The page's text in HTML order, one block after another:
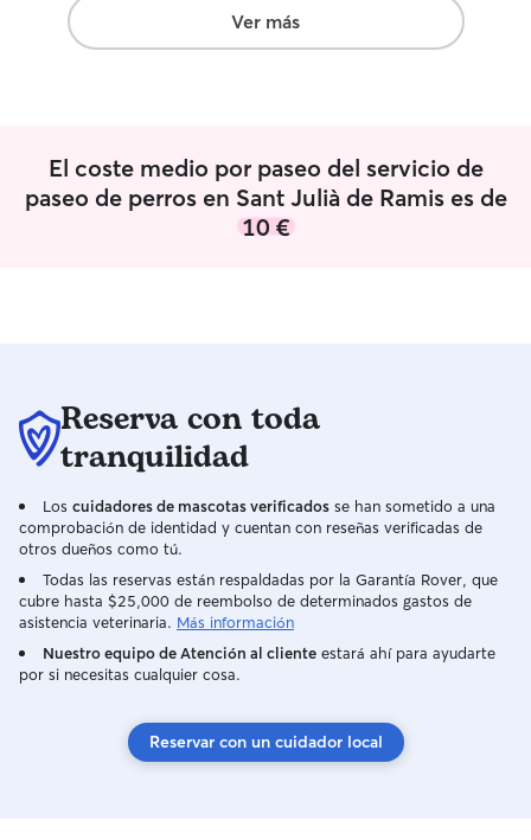
Ver más
El coste medio por paseo del servicio de
paseo de perros en Sant Julià de Ramis es de
10 €
Reserva con toda
tranquilidad
Los cuidadores de mascotas verificados se han sometido a una
comprobación de identidad y cuentan con reseñas verificadas de
otros dueños como tú.
Todas las reservas están respaldadas por la Garantía Rover, que
cubre hasta $25,000 de reembolso de determinados gastos de
asistencia veterinaria. Más información
Nuestro equipo de Atención al cliente estará ahí para ayudarte
por si necesitas cualquier cosa.
Reservar con un cuidador local